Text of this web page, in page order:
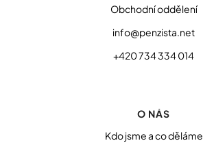
Obchodní oddělení
info@penzista.net
+420 734 334 014
O NÁS
Kdo jsme a co děláme